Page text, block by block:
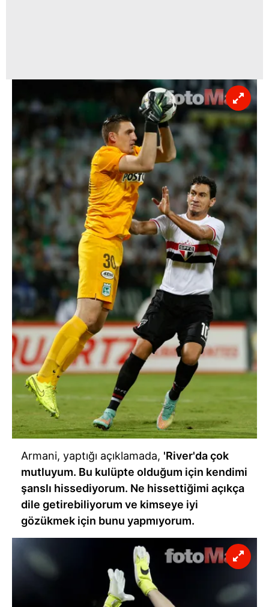
Armani, yaptığı açıklamada, 'River'da çok
mutluyum. Bu kulüpte olduğum için kendimi
şanslı hissediyorum. Ne hissettiğimi açıkça
dile getirebiliyorum ve kimseye iyi
gözükmek için bunu yapmıyorum.